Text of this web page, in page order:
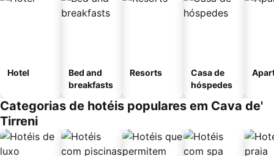
Hotel
Bed and
breakfasts
Resorts
Casa de
hóspedes
Categorias de hotéis populares em Cava de'
Tirreni